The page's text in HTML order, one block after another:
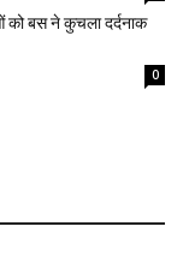
को बस ने कुचला दर्दनाक
0